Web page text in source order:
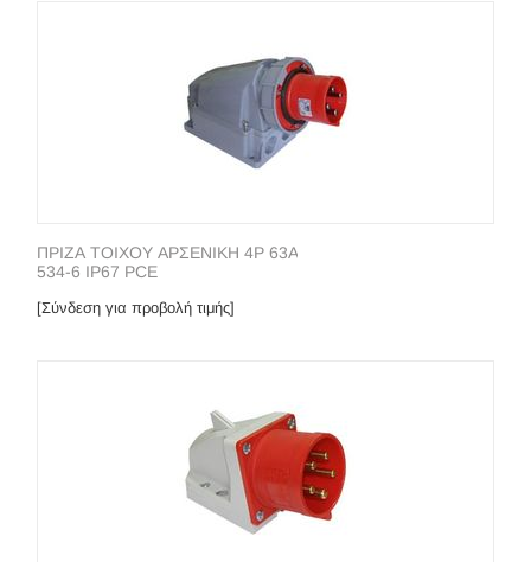
ΠΡΙΖΑ ΤΟΙΧΟΥ ΑΡΣΕΝΙΚΗ 4P 63A
534-6 IP67 PCE
[Σύνδεση για προβολή τιμής]